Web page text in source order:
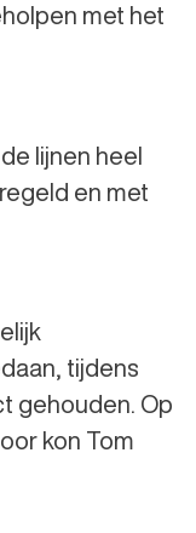
met het
lijnen heel
en met
tijdens
gehouden. Op
kon Tom